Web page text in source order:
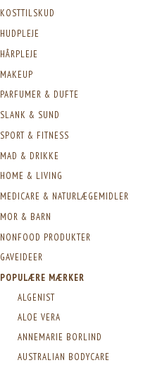
KOSTTILSKUD
HUDPLEJE
HÅRPLEJE
MAKEUP
PARFUMER & DUFTE
SLANK & SUND
SPORT & FITNESS
MAD & DRIKKE
HOME & LIVING
MEDICARE & NATURLÆGEMIDLER
MOR & BARN
NONFOOD PRODUKTER
GAVEIDEER
POPULÆRE MÆRKER
ALGENIST
ALOE VERA
ANNEMARIE BORLIND
AUSTRALIAN BODYCARE